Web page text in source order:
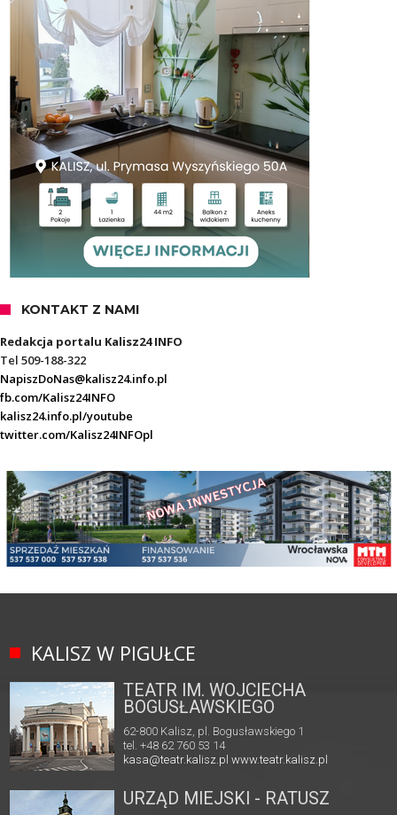
KONTAKT Z NAMI
Redakcja portalu Kalisz24 INFO
Tel 509-188-322
NapiszDoNas@kalisz24.info.pl
fb.com/Kalisz24INFO
kalisz24.info.pl/youtube
twitter.com/Kalisz24INFOpl
KALISZ W PIGUŁCE
TEATR IM. WOJCIECHA
BOGUSŁAWSKIEGO
62-800 Kalisz, pl. Bogusławskiego 1
tel. +48 62 760 53 14
kasa@teatr.kalisz.pl www.teatr.kalisz.pl
URZĄD MIEJSKI - RATUSZ